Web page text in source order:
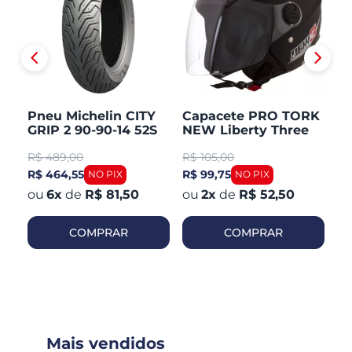
Pneu Michelin CITY
GRIP 2 90-90-14 52S
Dianteiro
R$ 489,00
R$ 464,55
6x de R$ 81,50
COMPRAR
Capacete PRO TORK
NEW Liberty Three
R$ 105,00
R$ 99,75
2x de R$ 52,50
COMPRAR
Mais vendidos